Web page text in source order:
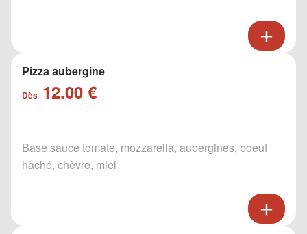
Pizza aubergine
Dès 12.00 €
Base sauce tomate, mozzarella, aubergines, boeuf
hâché, chèvre, miel